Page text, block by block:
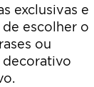
exclusivas e
escolher o
ou
decorativo